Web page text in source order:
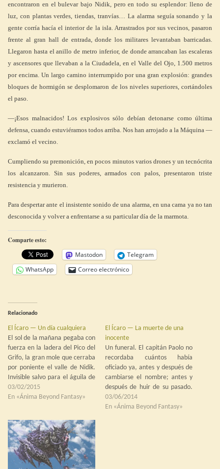
encontraron en el bulevar bajo Nidik, pero en todo su esplendor: lleno de
luz, con plantas verdes, tiendas, tranvías… La alarma seguía sonando y la
gente corría hacía el interior de la isla. Arrastrados por sus vecinos, pasaron
frente al gran hall de entrada, donde los militares levantaban barricadas.
Llegaron hasta el anillo de metro inferior, de donde arrancaban las escaleras
y ascensores que llevaban a la Ciudadela, en el Valle del Ojo, 1.500 metros
por encima. Un largo camino interrumpido por una gran explosión: grandes
bloques de hormigón se desplomaron de los niveles superiores, cortándoles
el paso.
—¡Esos malnacidos! Los explosivos sólo debían detonarse como última
defensa, cuando estuviéramos todos arriba. Nos han arrojado a la Máquina —
exclamó el vecino.
Cumpliendo su premonición, en pocos minutos varios drones y un tecnócrita
los alcanzaron. Sin sus poderes, armados con palos, presentaron triste
resistencia y murieron.
Para despertar ante el insistente sonido de una alarma, en una cama ya no tan
desconocida y volver a enfrentarse a su particular día de la marmota.
Comparte esto:
Mastodon
Telegram
WhatsApp
Correo electrónico
Relacionado
El Ícaro — Un día cualquiera
El sol de la mañana pegaba con
fuerza en la ladera del Pico del
Grifo, la gran mole que cerraba
por poniente el valle de Nidik.
Invisible salvo para el águila de
mirada más aguda, una leve
espiral de humo marcaba el
03/02/2015
En «Ánima Beyond Fantasy»
El Ícaro — La muerte de una
inocente
Un funeral. El capitán Paolo no
recordaba cuántos había
oficiado ya, antes y después de
cambiarse el nombre; antes y
después de huir de su pasado.
Las palabras acudían con
facilidad a su boca: palabras de
03/06/2014
En «Ánima Beyond Fantasy»